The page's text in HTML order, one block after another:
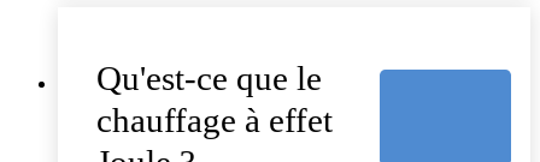
Qu'est-ce que le
chauffage à effet